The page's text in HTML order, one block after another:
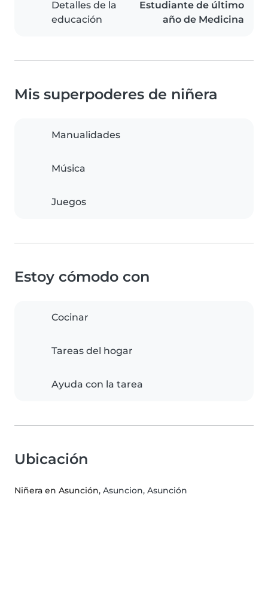
Detalles de la
educación
Estudiante de último
año de Medicina
Mis superpoderes de niñera
Manualidades
Música
Juegos
Estoy cómodo con
Cocinar
Tareas del hogar
Ayuda con la tarea
Ubicación
Niñera en Asunción, Asuncion, Asunción